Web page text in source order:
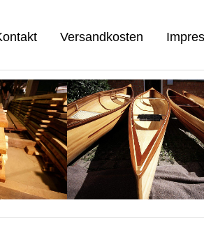
Versandkosten